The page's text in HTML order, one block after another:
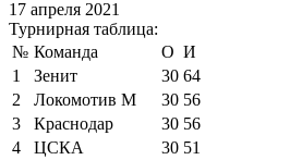
17 апреля 2021
Турнирная таблица:
№ Команда О И
1
Зенит 30 64
2
Локомотив М 30 56
3
Краснодар 30 56
4
ЦСКА 30 51